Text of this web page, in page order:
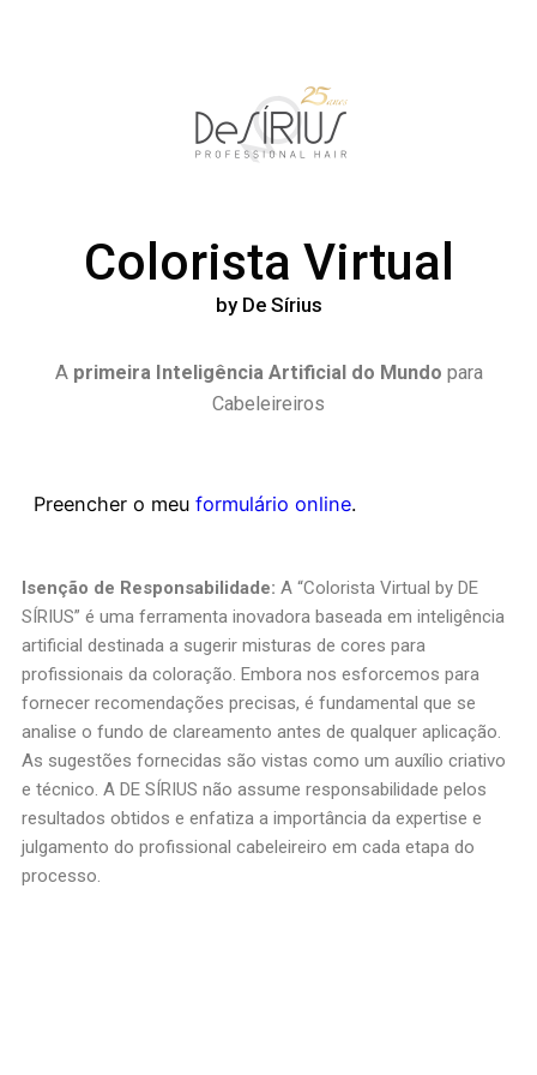
Colorista Virtual
by De Sírius
A primeira Inteligência Artificial do Mundo para
Cabeleireiros
Preencher o meu formulário online.
Isenção de Responsabilidade: A “Colorista Virtual by DE
SÍRIUS” é uma ferramenta inovadora baseada em inteligência
artificial destinada a sugerir misturas de cores para
profissionais da coloração. Embora nos esforcemos para
fornecer recomendações precisas, é fundamental que se
analise o fundo de clareamento antes de qualquer aplicação.
As sugestões fornecidas são vistas como um auxílio criativo
e técnico. A DE SÍRIUS não assume responsabilidade pelos
resultados obtidos e enfatiza a importância da expertise e
julgamento do profissional cabeleireiro em cada etapa do
processo.